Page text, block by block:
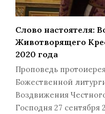
Слово настоятеля:
Животворящего
2020 года
Проповедь
Божественной
Воздвижения
Господня 27 сентября